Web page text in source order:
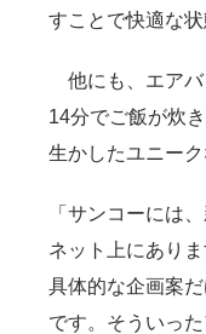
すことで快適な状
他にも、エアバ
14分でご飯が炊
生かしたユニー
「サンコーには
ネット上にあり
具体的な企画案
です。そういっ